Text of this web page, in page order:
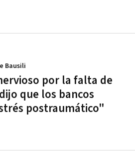
por la falta de
que los bancos
postraumático"
Bausili